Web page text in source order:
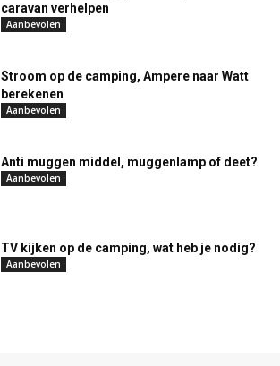
caravan verhelpen
Aanbevolen
Stroom op de camping, Ampere naar Watt
berekenen
Aanbevolen
Anti muggen middel, muggenlamp of deet?
Aanbevolen
TV kijken op de camping, wat heb je nodig?
Aanbevolen